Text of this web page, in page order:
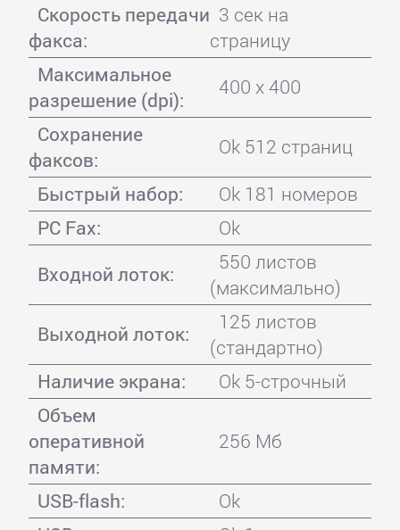
Скорость передачи
факса:
3 сек на
страницу
Максимальное
разрешение (dpi):
400 x 400
Сохранение
факсов:
Ok 512 страниц
Быстрый набор:
Ok 181 номеров
PC Fax:
Ok
Входной лоток:
550 листов
(максимально)
Выходной лоток:
125 листов
(стандартно)
Наличие экрана:
Ok 5-строчный
Объем
оперативной
памяти:
256 Мб
USB-flash:
Ok